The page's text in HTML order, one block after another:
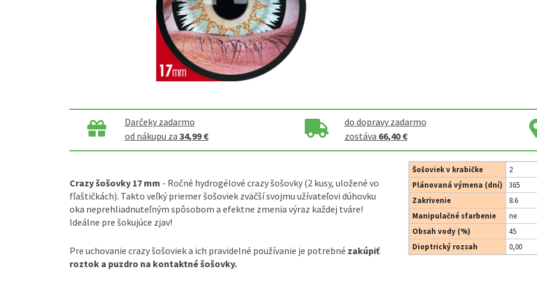
Darčeky zadarmo
od nákupu za 34,99 €
do dopravy zadarmo
zostáva 66,40 €
Crazy šošovky 17 mm - Ročné hydrogélové crazy šošovky (2 kusy, uložené vo
fľaštičkách). Takto veľký priemer šošoviek zväčší svojmu užívateľovi dúhovku
oka neprehliadnuteľným spôsobom a efektne zmenia výraz každej tváre!
Ideálne pre šokujúce zjav!
Pre uchovanie crazy šošoviek a ich pravidelné používanie je potrebné zakúpiť
roztok a puzdro na kontaktné šošovky.
Šošoviek v krabičke 2
Plánovaná výmena (dní)
365
Zakrivenie
8.6
Manipulačné sfarbenie
ne
Obsah vody (%)
45
Dioptrický rozsah
0,00